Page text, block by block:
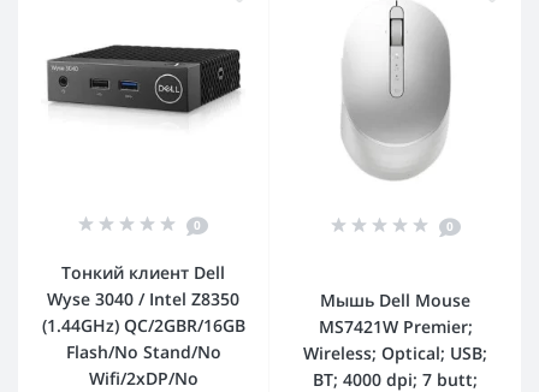
0
Тонкий клиент Dell
Wyse 3040 / Intel Z8350
(1.44GHz) QC/2GBR/16GB
Flash/No Stand/No
Wifi/2xDP/No
0
Мышь Dell Mouse
MS7421W Premier;
Wireless; Optical; USB;
BT; 4000 dpi; 7 butt;